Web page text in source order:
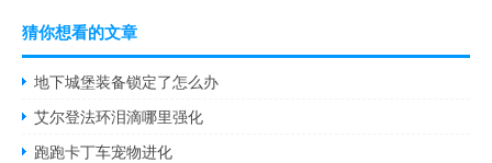
猜你想看的文章
地下城堡装备锁定了怎么办
艾尔登法环泪滴哪里强化
跑跑卡丁车宠物进化